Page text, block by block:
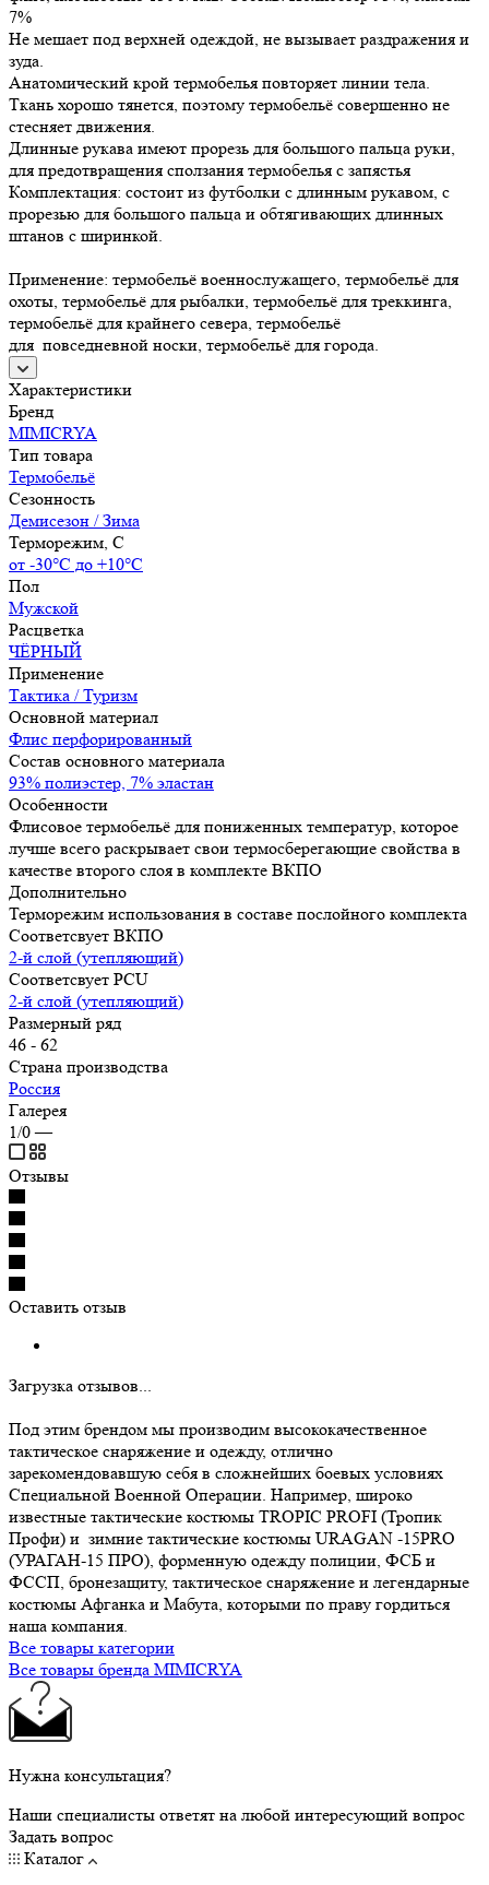
7%
Не мешает под верхней одеждой, не вызывает раздражения и
зуда.
Анатомический крой термобелья повторяет линии тела.
Ткань хорошо тянется, поэтому термобельё совершенно не
стесняет движения.
Длинные рукава имеют прорезь для большого пальца руки,
для предотвращения сползания термобелья с запястья
Комплектация: состоит из футболки с длинным рукавом, с
прорезью для большого пальца и обтягивающих длинных
штанов с ширинкой.
Применение: термобельё военнослужащего, термобельё для
охоты, термобельё для рыбалки, термобельё для треккинга,
термобельё для крайнего севера, термобельё
для повседневной носки, термобельё для города.
Характеристики
Бренд
MIMICRYA
Тип товара
Термобельё
Сезонность
Демисезон / Зима
Терморежим, C
от -30°С до +10°С
Пол
Мужской
Расцветка
ЧЁРНЫЙ
Применение
Тактика / Туризм
Основной материал
Флис перфорированный
Состав основного материала
93% полиэстер, 7% эластан
Особенности
Флисовое термобельё для пониженных температур, которое
лучше всего раскрывает свои термосберегающие свойства в
качестве второго слоя в комплекте ВКПО
Дополнительно
Терморежим использования в составе послойного комплекта
Соответсвует ВКПО
2-й слой (утепляющий)
Соответсвует PCU
2-й слой (утепляющий)
Размерный ряд
46 - 62
Страна производства
Россия
Галерея
1/0 —
Отзывы
Оставить отзыв
Загрузка отзывов...
Под этим брендом мы производим высококачественное
тактическое снаряжение и одежду, отлично
зарекомендовавшую себя в сложнейших боевых условиях
Специальной Военной Операции. Например, широко
известные тактические костюмы TROPIC PROFI (Тропик
Профи) и зимние тактические костюмы URAGAN -15PRO
(УРАГАН-15 ПРО), форменную одежду полиции, ФСБ и
ФССП, бронезащиту, тактическое снаряжение и легендарные
костюмы Афганка и Мабута, которыми по праву гордиться
наша компания.
Все товары категории
Все товары бренда MIMICRYA
Нужна консультация?
Наши специалисты ответят на любой интересующий вопрос
Задать вопрос
Каталог